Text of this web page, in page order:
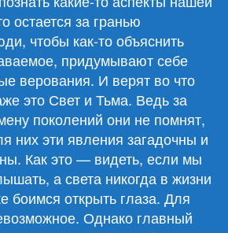
остается за гранью
чтобы как-то объяснить
придумывают себе
верования. И верят во что
это Свет и Тьма. Ведь за
поколений они не помнят,
них эти явления загадочны и
Как это — видеть, если мы
а света никогда в жизни
боимся открыть глаза. Для
Однако главный